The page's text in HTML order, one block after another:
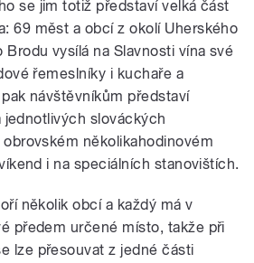
se jim totiž představí velká část
69 měst a obcí z okolí Uherského
Brodu vysílá na Slavnosti vína své
řemeslníky i kuchaře a
návštěvníkům představí
slováckých
několikahodinovém
i na speciálních stanovištích.
několik obcí a každý má v
předem určené místo, takže při
lze přesouvat z jedné části